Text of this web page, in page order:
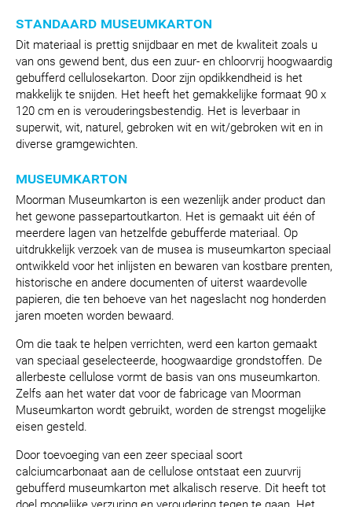
standaard museumkarton
Dit materiaal is prettig snijdbaar en met de kwaliteit zoals u
van ons gewend bent, dus een zuur- en chloorvrij hoogwaardig
gebufferd cellulosekarton. Door zijn opdikkendheid is het
makkelijk te snijden. Het heeft het gemakkelijke formaat 90 x
120 cm en is verouderingsbestendig. Het is leverbaar in
superwit, wit, naturel, gebroken wit en wit/gebroken wit en in
diverse gramgewichten.
museumkarton
Moorman Museumkarton is een wezenlijk ander product dan
het gewone passepartoutkarton. Het is gemaakt uit één of
meerdere lagen van hetzelfde gebufferde materiaal. Op
uitdrukkelijk verzoek van de musea is museumkarton speciaal
ontwikkeld voor het inlijsten en bewaren van kostbare prenten,
historische en andere documenten of uiterst waardevolle
papieren, die ten behoeve van het nageslacht nog honderden
jaren moeten worden bewaard.
Om die taak te helpen verrichten, werd een karton gemaakt
van speciaal geselecteerde, hoogwaardige grondstoffen. De
allerbeste cellulose vormt de basis van ons museumkarton.
Zelfs aan het water dat voor de fabricage van Moorman
Museumkarton wordt gebruikt, worden de strengst mogelijke
eisen gesteld.
Door toevoeging van een zeer speciaal soort
calciumcarbonaat aan de cellulose ontstaat een zuurvrij
gebufferd museumkarton met alkalisch reserve. Dit heeft tot